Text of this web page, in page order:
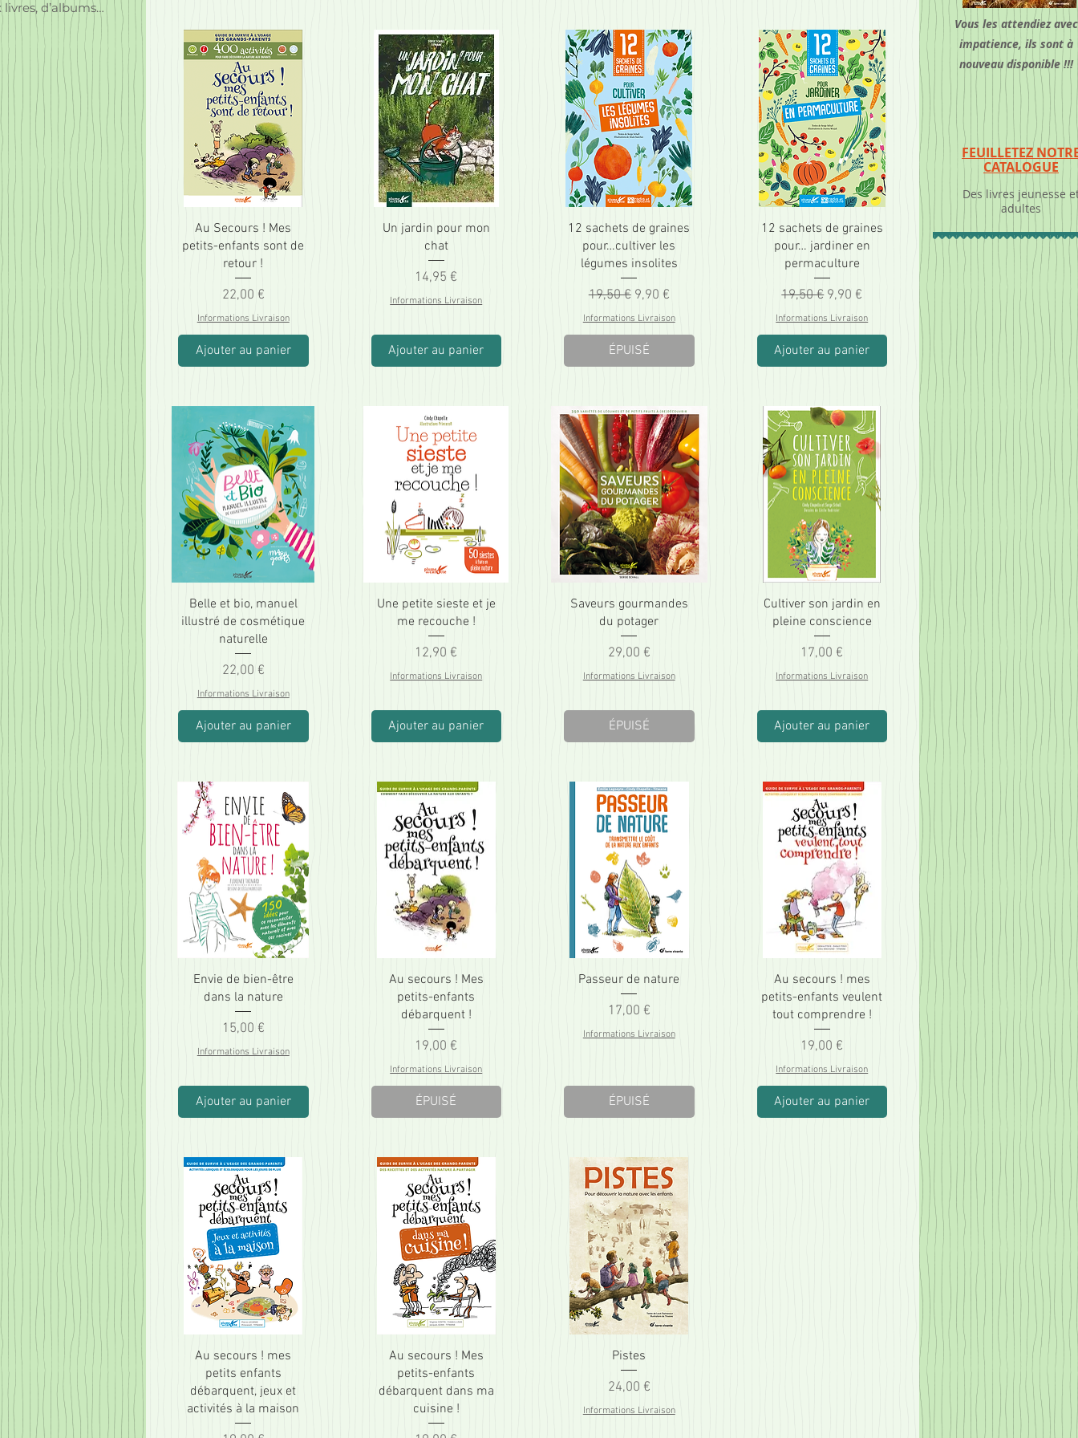
Au Secours ! Mes
petits-enfants sont de
retour !
Prix
22,00 €
Informations Livraison
Ajouter au panier
Un jardin pour mon
chat
Prix
14,95 €
Informations Livraison
Ajouter au panier
12 sachets de graines
pour…cultiver les
légumes insolites
Prix original
19,50 € Prix promotionnel
9,90 €
Informations Livraison
ÉPUISÉ
12 sachets de graines
pour… jardiner en
permaculture
Prix original
19,50 € Prix promotionnel
9,90 €
Informations Livraison
Ajouter au panier
Belle et bio, manuel
illustré de cosmétique
naturelle
Prix
22,00 €
Informations Livraison
Ajouter au panier
Une petite sieste et je
me recouche !
Prix
12,90 €
Informations Livraison
Ajouter au panier
Saveurs gourmandes
du potager
Prix
29,00 €
Informations Livraison
ÉPUISÉ
Cultiver son jardin en
pleine conscience
Prix
17,00 €
Informations Livraison
Ajouter au panier
Envie de bien-être
dans la nature
Prix
15,00 €
Informations Livraison
Ajouter au panier
Au secours ! Mes
petits-enfants
débarquent !
Prix
19,00 €
Informations Livraison
ÉPUISÉ
Passeur de nature
Prix
17,00 €
Informations Livraison
ÉPUISÉ
Au secours ! mes
petits-enfants veulent
tout comprendre !
Prix
19,00 €
Informations Livraison
Ajouter au panier
Au secours ! mes
petits enfants
débarquent, jeux et
activités à la maison
Au secours ! Mes
petits-enfants
débarquent dans ma
cuisine !
Pistes
Prix
24,00 €
Informations Livraison
livres, d’albums…
FEUILLETEZ
CATALOGUE
Des livres jeunesse
adultes
Vous les attendiez avec
impatience, ils sont à
nouveau disponible !!!